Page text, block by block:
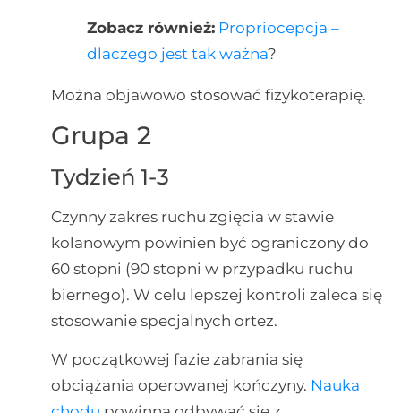
Zobacz również: Propriocepcja –
dlaczego jest tak ważna?
Można objawowo stosować fizykoterapię.
Grupa 2
Tydzień 1-3
Czynny zakres ruchu zgięcia w stawie
kolanowym powinien być ograniczony do
60 stopni (90 stopni w przypadku ruchu
biernego). W celu lepszej kontroli zaleca się
stosowanie specjalnych ortez.
W początkowej fazie zabrania się
obciążania operowanej kończyny. Nauka